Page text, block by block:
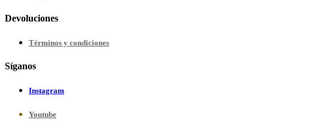
Devoluciones
Términos y condiciones
Síganos
Instagram
Youtube